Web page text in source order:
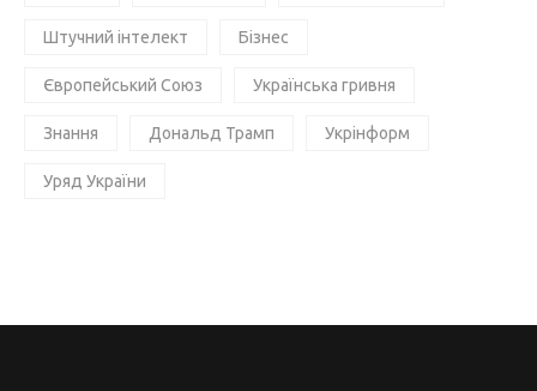
Штучний інтелект Бізнес
Європейський Союз Українська гривня
Знання Дональд Трамп Укрінформ
Уряд України